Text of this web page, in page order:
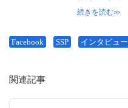
続きを読む
Facebook SSP インタビュー
関連記事